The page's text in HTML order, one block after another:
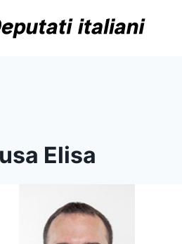
Elisa